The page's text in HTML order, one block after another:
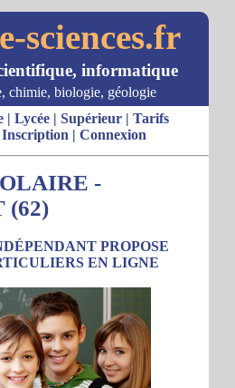
sciences.fr
informatique
chimie, biologie, géologie
| Lycée| Supérieur| Tarifs
Inscription | Connexion
-
(62)
PROPOSE
EN LIGNE